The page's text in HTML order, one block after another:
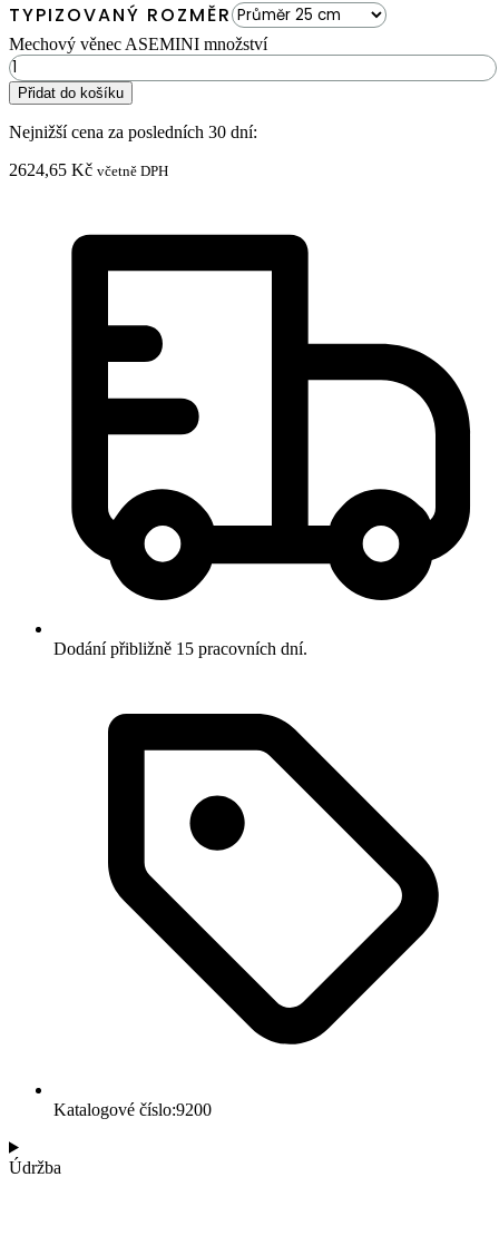
TYPIZOVANÝ ROZMĚR
Mechový věnec ASEMINI množství
Přidat do košíku
Nejnižší cena za posledních 30 dní:
2624,65 Kč včetně DPH
Dodání přibližně 15 pracovních dní.
Katalogové číslo:9200
Údržba